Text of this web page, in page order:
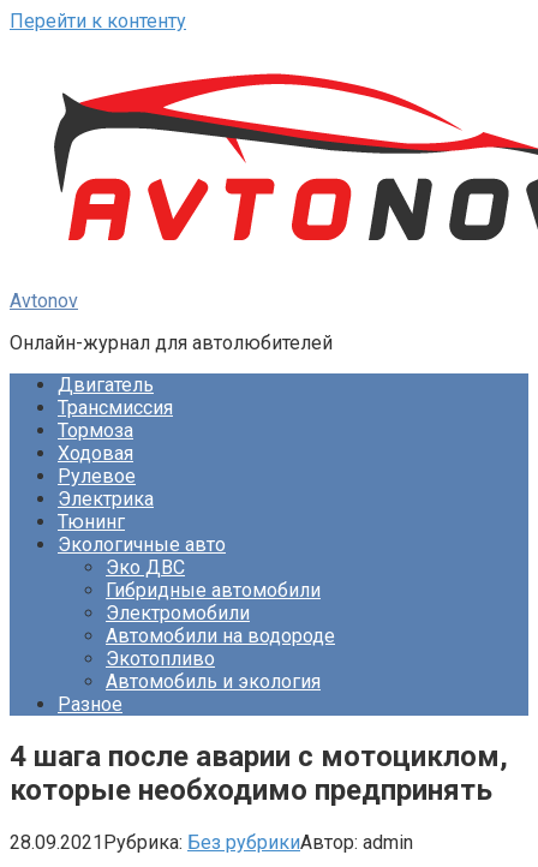
Перейти к контенту
Avtonov
Онлайн-журнал для автолюбителей
Двигатель
Трансмиссия
Тормоза
Ходовая
Рулевое
Электрика
Тюнинг
Экологичные авто
Эко ДВС
Гибридные автомобили
Электромобили
Автомобили на водороде
Экотопливо
Автомобиль и экология
Разное
4 шага после аварии с мотоциклом,
которые необходимо предпринять
28.09.2021Рубрика: Без рубрикиАвтор: admin